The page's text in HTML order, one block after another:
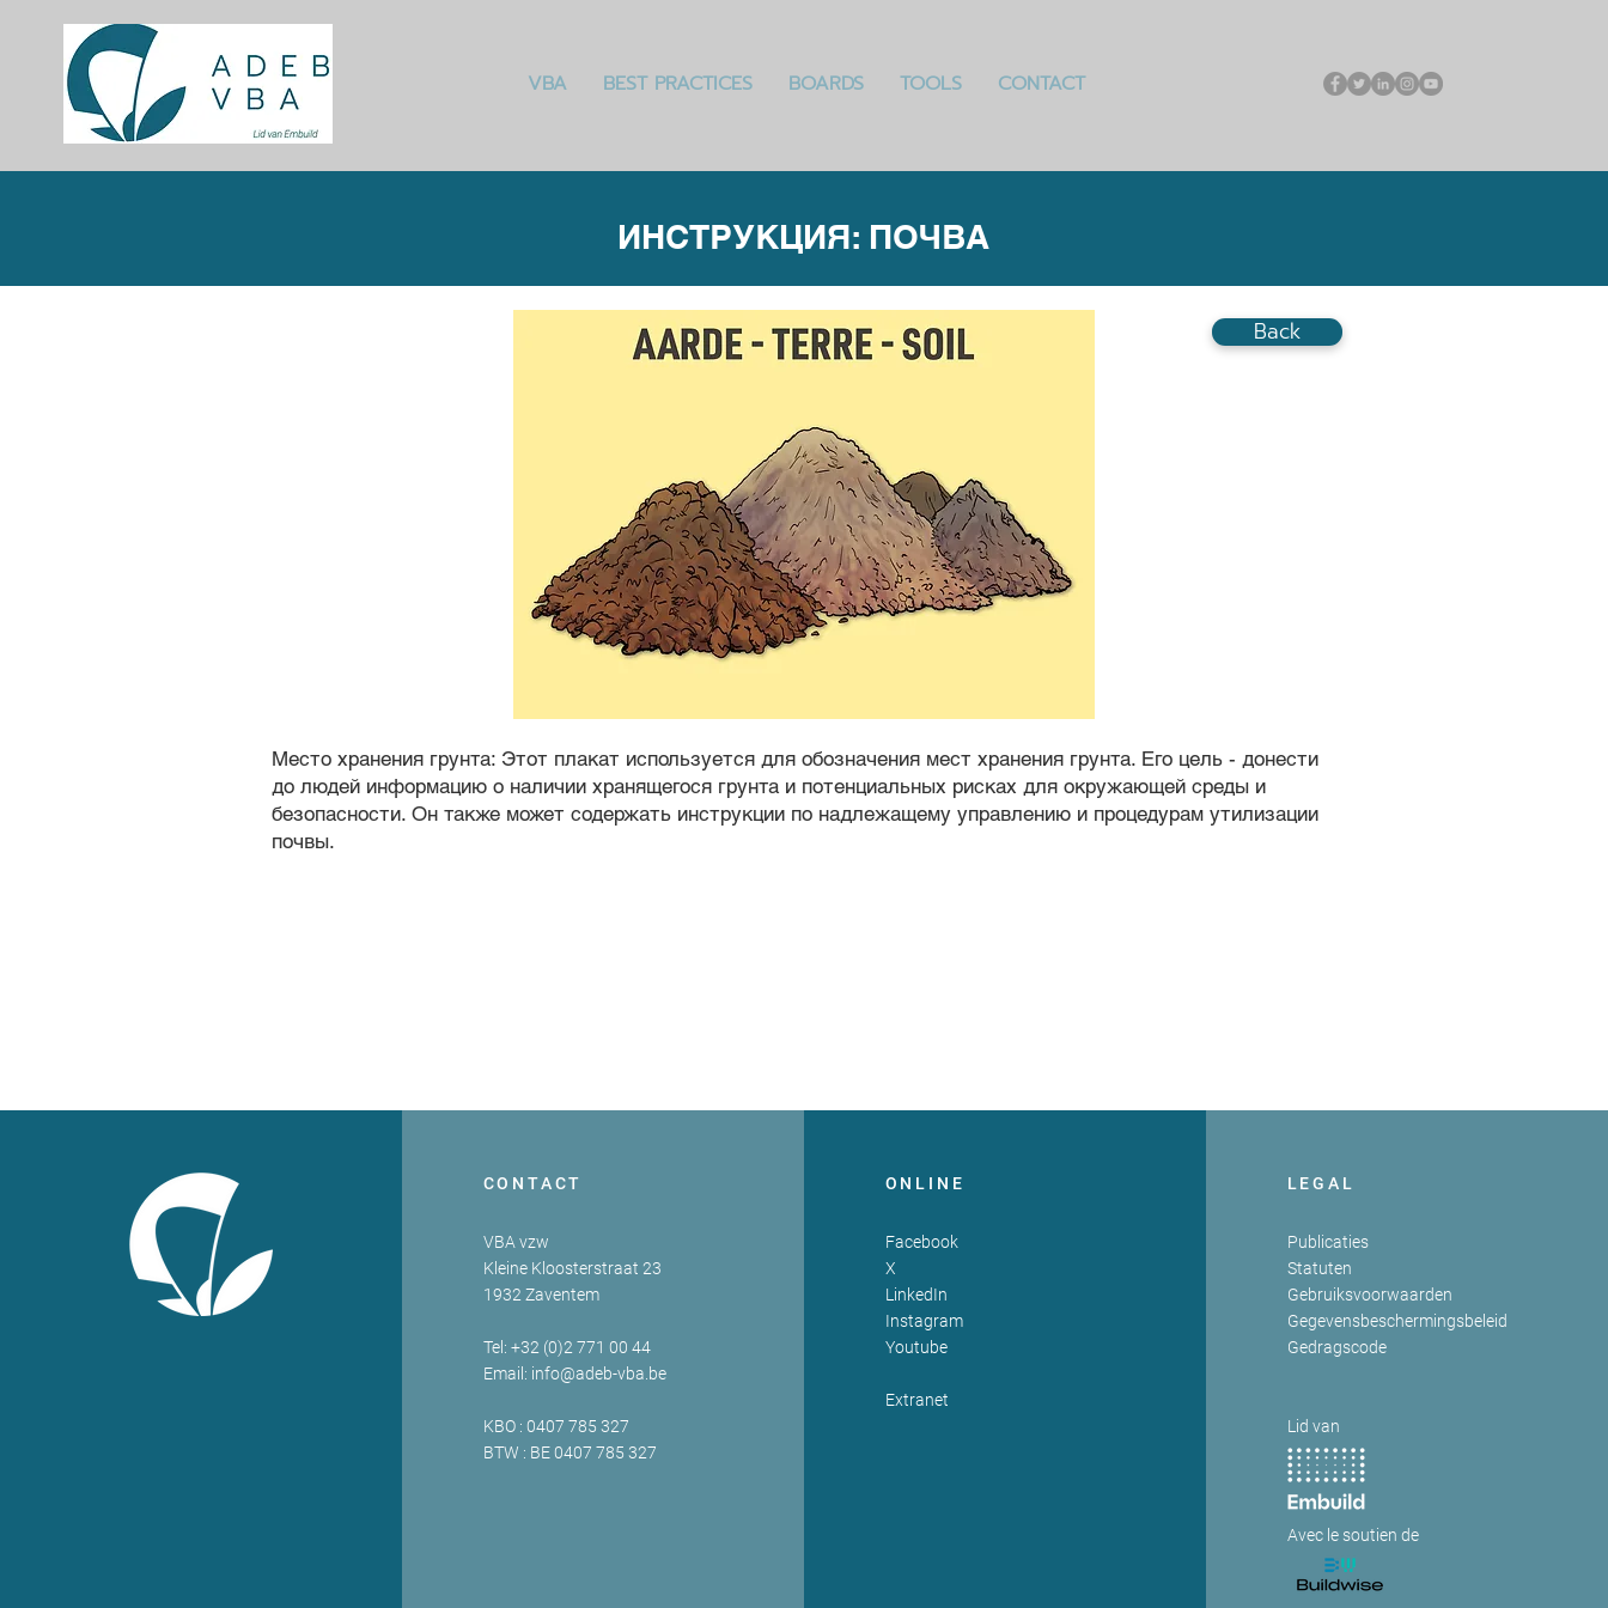
VBA BEST PRACTICES BOARDS TOOLS CONTACT
ИНСТРУКЦИЯ: ПОЧВА
Back
Место хранения грунта: Этот плакат используется для обозначения мест хранения грунта. Его цель - донести
до людей информацию о наличии хранящегося грунта и потенциальных рисках для окружающей среды и
безопасности. Он также может содержать инструкции по надлежащему управлению и процедурам утилизации
почвы.
CONTACT
VBA vzw
Kleine Kloosterstraat 23
1932 Zaventem
Tel: +32 (0)2 771 00 44
Email: info@adeb-vba.be
KBO : 0407 785 327
BTW : BE 0407 785 327
ONLINE
Facebook
X
LinkedIn
Instagram
Youtube
Extranet
LEGAL
Publicaties
Statuten
Gebruiksvoorwaarden
Gegevensbeschermingsbeleid
Gedragscode
Lid van
Avec le soutien de